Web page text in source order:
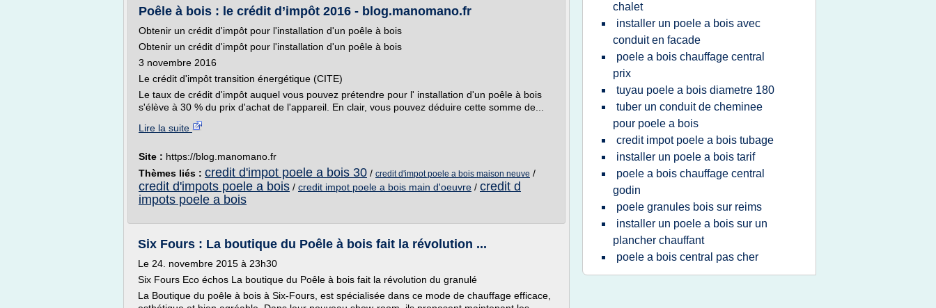
Poêle à bois : le crédit d’impôt 2016 - blog.manomano.fr
Obtenir un crédit d'impôt pour l'installation d'un poêle à bois
Obtenir un crédit d'impôt pour l'installation d'un poêle à bois
3 novembre 2016
Le crédit d'impôt transition énergétique (CITE)
Le taux de crédit d'impôt auquel vous pouvez prétendre pour l' installation d'un poêle à bois
s'élève à 30 % du prix d'achat de l'appareil. En clair, vous pouvez déduire cette somme de...
Lire la suite
Site : https://blog.manomano.fr
Thèmes liés : credit d'impot poele a bois 30 / credit d'impot poele a bois maison neuve /
credit d'impots poele a bois / credit impot poele a bois main d'oeuvre / credit d
impots poele a bois
Six Fours : La boutique du Poêle à bois fait la révolution ...
Le 24. novembre 2015 à 23h30
Six Fours Eco échos La boutique du Poêle à bois fait la révolution du granulé
La Boutique du poêle à bois à Six-Fours, est spécialisée dans ce mode de chauffage efficace,
chalet
installer un poele a bois avec
conduit en facade
poele a bois chauffage central
prix
tuyau poele a bois diametre 180
tuber un conduit de cheminee
pour poele a bois
credit impot poele a bois tubage
installer un poele a bois tarif
poele a bois chauffage central
godin
poele granules bois sur reims
installer un poele a bois sur un
plancher chauffant
poele a bois central pas cher